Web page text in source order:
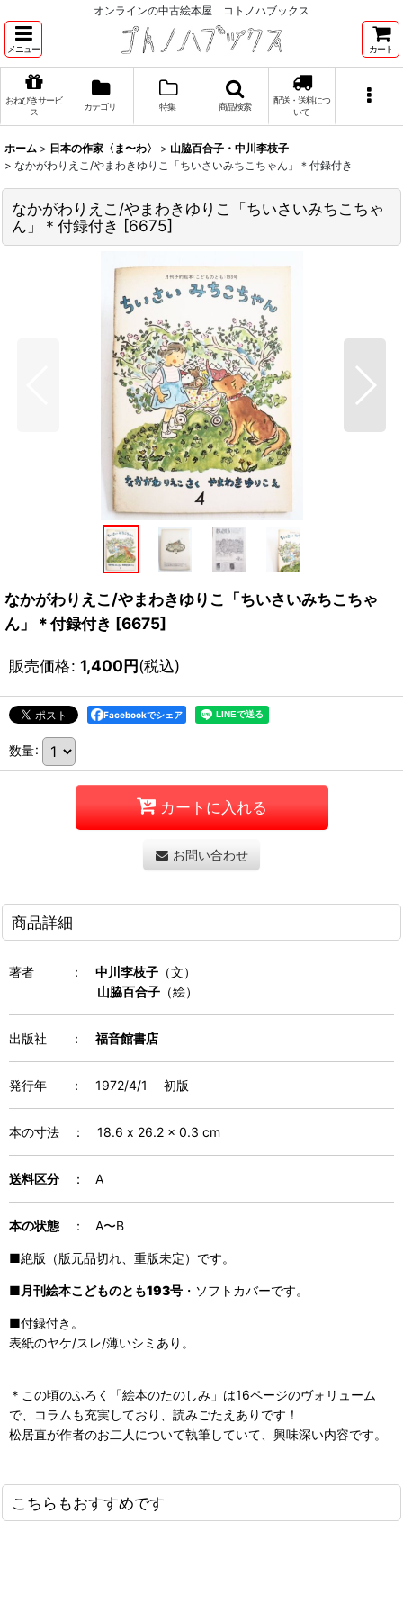
オンラインの中古絵本屋 コトノハブックス
メニュー カート
おねびきサービ
ス
カテゴリ 特集 商品検索
配送・送料につ
いて
ホーム > 日本の作家〈ま〜わ〉 > 山脇百合子・中川李枝子
> なかがわりえこ/やまわきゆりこ「ちいさいみちこちゃん」＊付録付き
なかがわりえこ/やまわきゆりこ「ちいさいみちこちゃ
ん」＊付録付き [6675]
なかがわりえこ/やまわきゆりこ「ちいさいみちこちゃ
ん」＊付録付き [6675]
販売価格: 1,400円(税込)
Facebookでシェア
数量:
カートに入れる
お問い合わせ
商品詳細
著者 ： 中川李枝子 （文）
山脇百合子 （絵）
出版社 ： 福音館書店
発行年 ： 1972/4/1 初版
本の寸法 ： 18.6 x 26.2 x 0.3 cm
送料区分 ： A
本の状態 ： A〜B
■絶版（版元品切れ、重版未定）です。
■ 月刊絵本こどものとも193号 ・ソフトカバーです。
■付録付き。
表紙のヤケ/スレ/薄いシミあり。
＊この頃のふろく「絵本のたのしみ」は16ページのヴォリューム
で、コラムも充実しており、読みごたえありです！
松居直が作者のお二人について執筆していて、興味深い内容です。
こちらもおすすめです